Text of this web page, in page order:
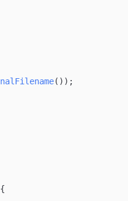
());
{